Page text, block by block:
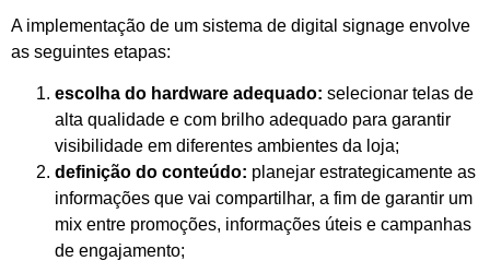
A implementação de um sistema de digital signage envolve
as seguintes etapas:
escolha do hardware adequado: selecionar telas de
alta qualidade e com brilho adequado para garantir
visibilidade em diferentes ambientes da loja;
definição do conteúdo: planejar estrategicamente as
informações que vai compartilhar, a fim de garantir um
mix entre promoções, informações úteis e campanhas
de engajamento;